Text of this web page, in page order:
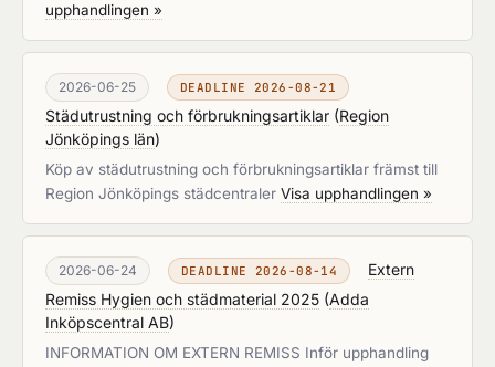
upphandlingen »
2026-06-25 DEADLINE 2026-08-21
Städutrustning och förbrukningsartiklar (Region
Jönköpings län)
Köp av städutrustning och förbrukningsartiklar främst till
Region Jönköpings städcentraler Visa upphandlingen »
2026-06-24 DEADLINE 2026-08-14
Extern
Remiss Hygien och städmaterial 2025 (Adda
Inköpscentral AB)
INFORMATION OM EXTERN REMISS Inför upphandling